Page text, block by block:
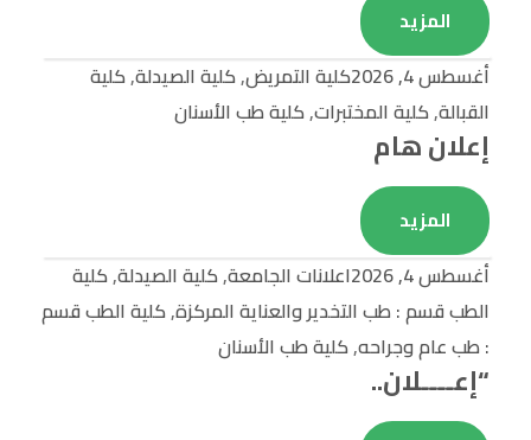
المزيد
أغسطس 4, 2026 كلية التمريض,كلية الصيدلة,كلية
القبالة,كلية المختبرات,كلية طب الأسنان
إعلان هام
المزيد
أغسطس 4, 2026 اعلانات الجامعة,كلية الصيدلة,كلية
الطب قسم : طب التخدير والعناية المركزة,كلية الطب قسم
: طب عام وجراحه,كلية طب الأسنان
“إعــــلان..